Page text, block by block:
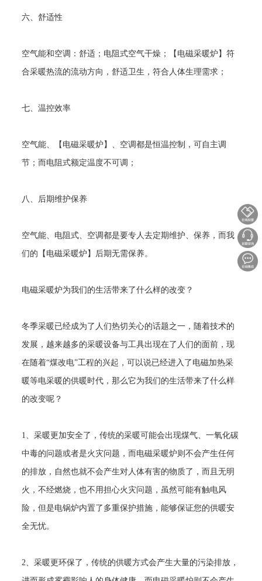
六、舒适性
空气能和空调：舒适；电阻式空气干燥；【电磁采暖炉】符
合采暖热流的流动方向，舒适卫生，符合人体生理需求；
七、温控效率
空气能、【电磁采暖炉】、空调都是恒温控制，可自主调
节；而电阻式额定温度不可调；
八、后期维护保养
空气能、电阻式、空调都是要专人去定期维护、保养，而我
们的【电磁采暖炉】后期无需保养。
电磁采暖炉为我们的生活带来了什么样的改变？
冬季采暖已经成为了人们热切关心的话题之一，随着技术的
发展，越来越多的采暖设备与工具出现在了人们的面前，现
在随着“煤改电”工程的兴起，可以说已经进入了电磁加热采
暖等电采暖的供暖时代，那么它为我们的生活带来了什么样
的改变呢？
1、采暖更加安全了，传统的采暖可能会出现煤气、一氧化碳
中毒的问题或者是火灾问题，而电磁采暖炉则不会产生任何
的排放，自然也就不会产生对人体有害的物质了，而且无明
火，不经燃烧，也不用担心火灾问题，虽然可能有触电风
险，但是电锅炉内置了多重保护措施，能够保证您的供暖安
全无忧。
2、采暖更环保了，传统的供暖方式会产生大量的污染排放，